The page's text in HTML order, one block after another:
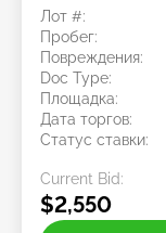
Лот #:
Пробег:
Повреждения:
Doc Type:
Площадка:
Дата торгов:
Статус ставки:
Current Bid:
$2,550